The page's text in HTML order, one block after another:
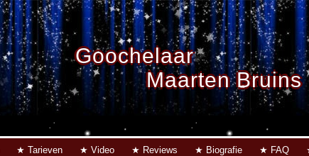
Goochelaar
Maarten Bruins
Tarieven Video Reviews Biografie FAQ